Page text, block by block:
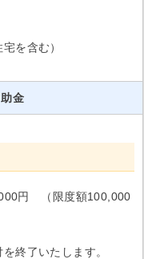
を含む）
金
円 （限度額100,000
終了いたします。